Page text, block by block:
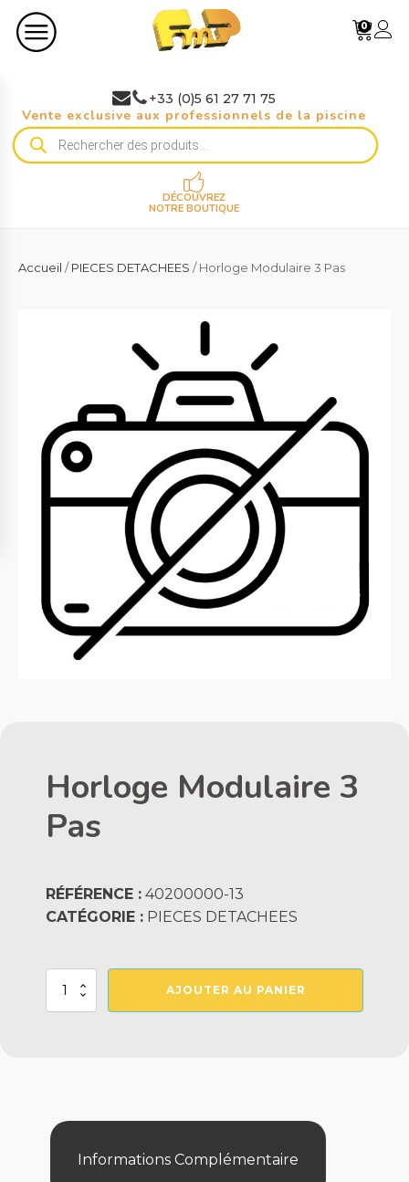
0
+33 (0)5 61 27 71 75
Vente exclusive aux professionnels de la piscine
Recherche
de
DÉCOUVREZ
NOTRE BOUTIQUE
Accueil /PIECES DETACHEES / Horloge Modulaire 3 Pas
Horloge Modulaire 3
Pas
RÉFÉRENCE : 40200000-13
CATÉGORIE : PIECES DETACHEES
quantité
AJOUTER AU PANIER
Informations Complémentaire